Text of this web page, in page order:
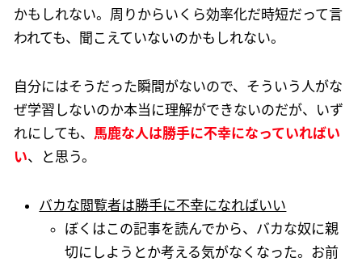
かもしれない。周りからいくら効率化だ時短だって言
われても、聞こえていないのかもしれない。
自分にはそうだった瞬間がないので、そういう人がな
ぜ学習しないのか本当に理解ができないのだが、いず
れにしても、 馬鹿な人は勝手に不幸になっていればい
い、と思う。
バカな閲覧者は勝手に不幸になればいい
ぼくはこの記事を読んでから、バカな奴に親
切にしようとか考える気がなくなった。お前